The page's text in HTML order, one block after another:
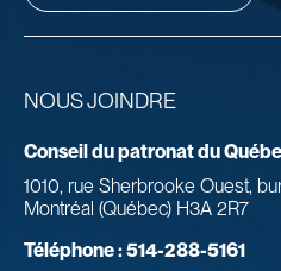
NOUS JOINDRE
Conseil du patronat du
1010, rue Sherbrooke Ouest,
Montréal (Québec) H3A 2R7
Téléphone :514-288-5161